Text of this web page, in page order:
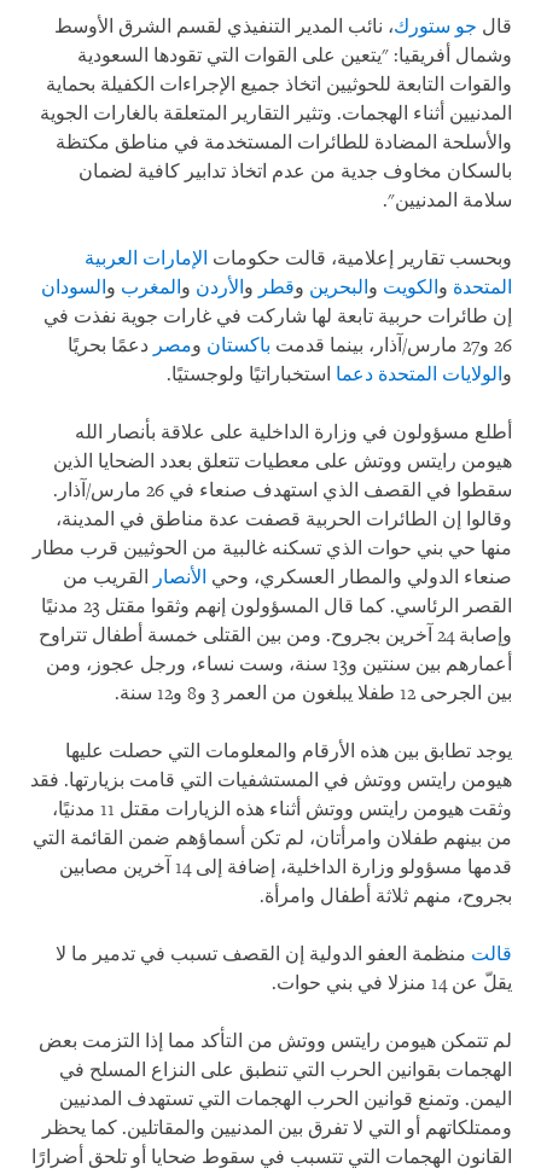
قال جو ستورك، نائب المدير التنفيذي لقسم الشرق الأوسط
وشمال أفريقيا: "يتعين على القوات التي تقودها السعودية
والقوات التابعة للحوثيين اتخاذ جميع الإجراءات الكفيلة بحماية
المدنيين أثناء الهجمات. وتثير التقارير المتعلقة بالغارات الجوية
والأسلحة المضادة للطائرات المستخدمة في مناطق مكتظة
بالسكان مخاوف جدية من عدم اتخاذ تدابير كافية لضمان
سلامة المدنيين".
وبحسب تقارير إعلامية، قالت حكومات الإمارات العربية
المتحدة والكويت والبحرين وقطر والأردن والمغرب والسودان
إن طائرات حربية تابعة لها شاركت في غارات جوية نفذت في
26 و27 مارس/آذار، بينما قدمت
باكستان ومصر دعمًا بحريًا
والولايات المتحدة دعما استخباراتيًا ولوجستيًا.
أطلع مسؤولون في وزارة الداخلية على علاقة بأنصار الله
هيومن رايتس ووتش على معطيات تتعلق بعدد الضحايا الذين
سقطوا في القصف الذي استهدف صنعاء في 26 مارس/آذار.
وقالوا إن الطائرات الحربية قصفت عدة مناطق في المدينة،
منها حي بني حوات الذي تسكنه غالبية من الحوثيين قرب مطار
صنعاء الدولي والمطار العسكري، وحي الأنصار القريب من
القصر الرئاسي. كما قال المسؤولون إنهم وثقوا مقتل 23 مدنيًا
وإصابة 24 آخرين بجروح. ومن بين القتلى خمسة أطفال تتراوح
أعمارهم بين سنتين و13 سنة، وست نساء، ورجل عجوز، ومن
بين الجرحى 12 طفلا يبلغون من العمر 3 و8 و12 سنة.
يوجد تطابق بين هذه الأرقام والمعلومات التي حصلت عليها
هيومن رايتس ووتش في المستشفيات التي قامت بزيارتها. فقد
وثقت هيومن رايتس ووتش أثناء هذه الزيارات مقتل 11 مدنيًا،
من بينهم طفلان وامرأتان، لم تكن أسماؤهم ضمن القائمة التي
قدمها مسؤولو وزارة الداخلية، إضافة إلى 14 آخرين مصابين
بجروح، منهم ثلاثة أطفال وامرأة.
قالت منظمة العفو الدولية إن القصف تسبب في تدمير ما لا
يقلّ عن 14 منزلا في بني حوات.
لم تتمكن هيومن رايتس ووتش من التأكد مما إذا التزمت بعض
الهجمات بقوانين الحرب التي تنطبق على النزاع المسلح في
اليمن. وتمنع قوانين الحرب الهجمات التي تستهدف المدنيين
وممتلكاتهم أو التي لا تفرق بين المدنيين والمقاتلين. كما يحظر
القانون الهجمات التي تتسبب في سقوط ضحايا أو تلحق أضرارًا